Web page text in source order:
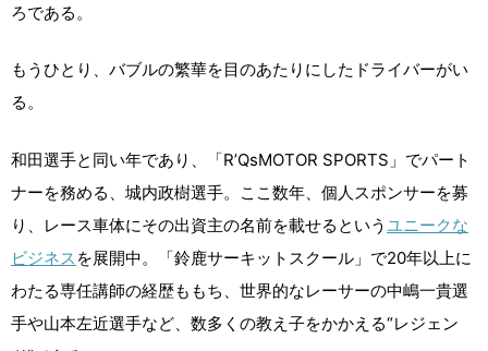
ろである。
もうひとり、バブルの繁華を目のあたりにしたドライバーがい
る。
和田選手と同い年であり、「R’QsMOTOR SPORTS」でパート
ナーを務める、城内政樹選手。ここ数年、個人スポンサーを募
り、レース車体にその出資主の名前を載せるという ユニークな
ビジネス を展開中。「鈴鹿サーキットスクール」で20年以上に
わたる専任講師の経歴ももち、世界的なレーサーの中嶋一貴選
手や山本左近選手など、数多くの教え子をかかえる“レジェン